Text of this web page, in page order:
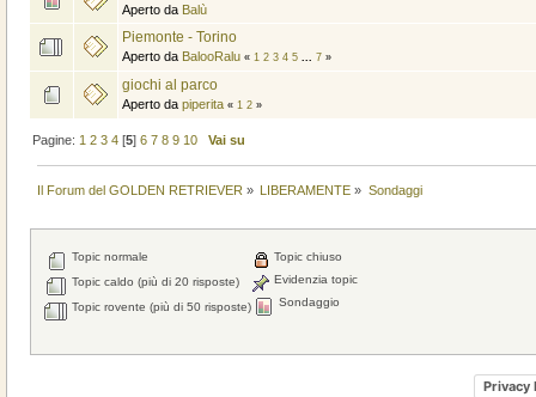
Aperto da Balù
Piemonte - Torino
Aperto da BalooRalu « 1 2 3 4 5 7»
giochi al parco
Aperto da piperita « 1 2»
Pagine: 1 2 3 4 [5]6 7 8 9 10 Vai su
Il Forum del GOLDEN RETRIEVER » LIBERAMENTE » Sondaggi
Topic normale
Topic caldo (più di 20 risposte)
Topic rovente (più di 50 risposte)
Topic chiuso
Evidenzia topic
Sondaggio
Privacy